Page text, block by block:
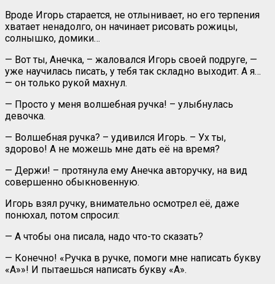
Вроде Игорь старается, не отлынивает, но его терпения
хватает ненадолго, он начинает рисовать рожицы,
солнышко, домики…
— Вот ты, Анечка, – жаловался Игорь своей подруге, —
уже научилась писать, у тебя так складно выходит. А я…
— он только рукой махнул.
— Просто у меня волшебная ручка! – улыбнулась
девочка.
— Волшебная ручка? – удивился Игорь. – Ух ты,
здорово! А не можешь мне дать её на время?
— Держи! – протянула ему Анечка авторучку, на вид
совершенно обыкновенную.
Игорь взял ручку, внимательно осмотрел её, даже
понюхал, потом спросил:
— А чтобы она писала, надо что-то сказать?
— Конечно! «Ручка в ручке, помоги мне написать букву
«А»»! И пытаешься написать букву «А».